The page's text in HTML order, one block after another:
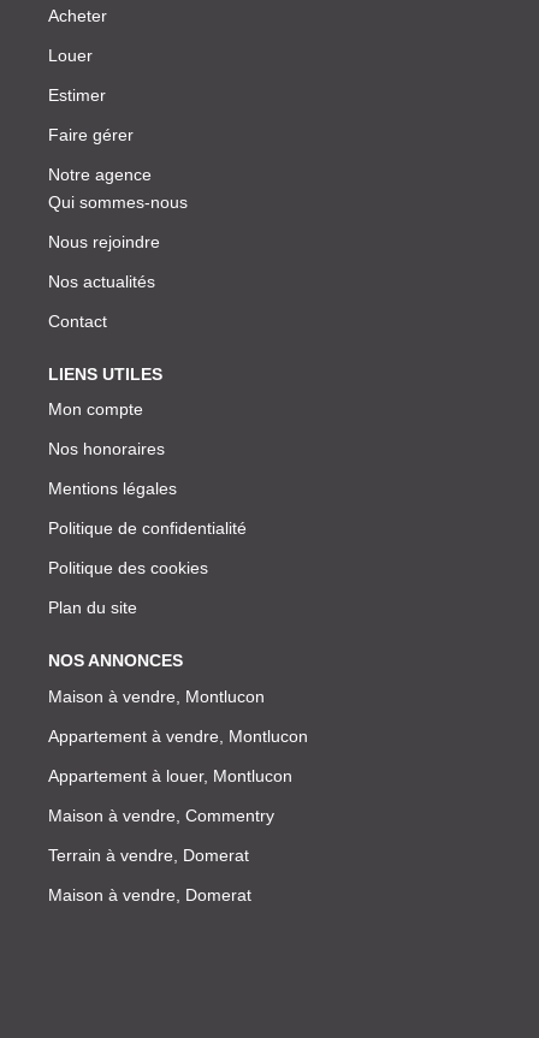
Acheter
Louer
Estimer
Faire gérer
Notre agence
Qui sommes-nous
Nous rejoindre
Nos actualités
Contact
LIENS UTILES
Mon compte
Nos honoraires
Mentions légales
Politique de confidentialité
Politique des cookies
Plan du site
NOS ANNONCES
Maison à vendre, Montlucon
Appartement à vendre, Montlucon
Appartement à louer, Montlucon
Maison à vendre, Commentry
Terrain à vendre, Domerat
Maison à vendre, Domerat